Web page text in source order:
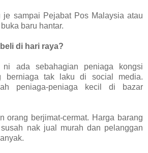
je sampai Pejabat Pos Malaysia atau
baru hantar.
di hari raya?
ada sebahagian peniaga kongsi
berniaga tak laku di social media.
peniaga-peniaga kecil di bazar
orang berjimat-cermat. Harga barang
nak jual murah dan pelanggan